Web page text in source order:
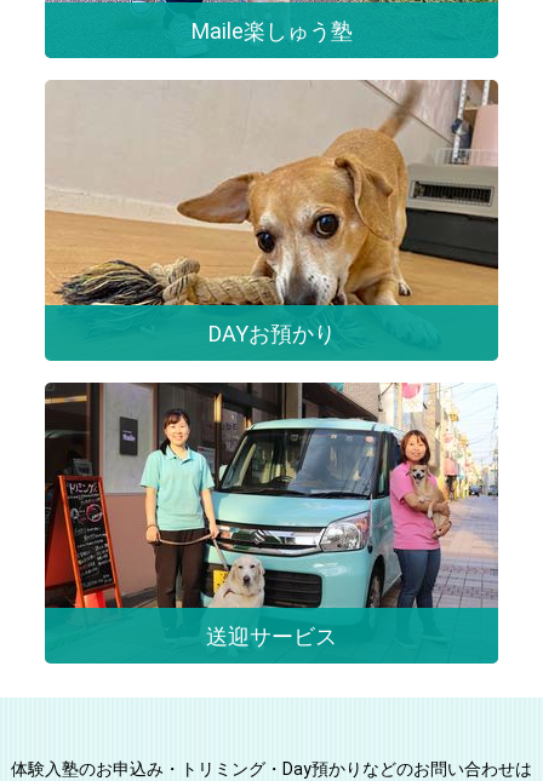
Maile楽しゅう塾
DAYお預かり
送迎サービス
体験入塾のお申込み・トリミング・Day預かりなどのお問い合わせは